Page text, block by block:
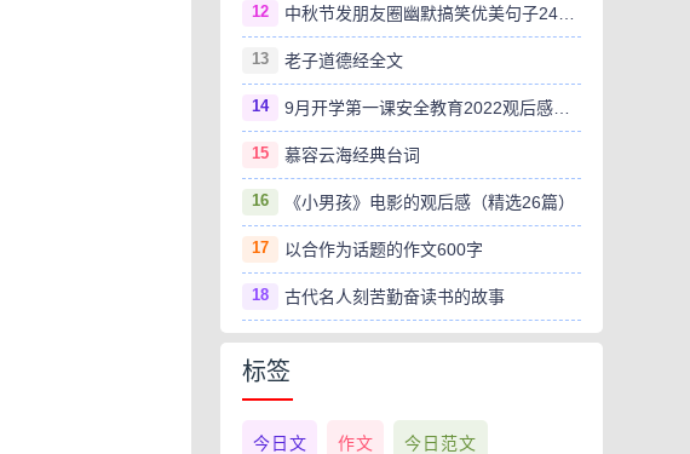
12 中秋节发朋友圈幽默搞笑优美句子240句
13 老子道德经全文
14 9月开学第一课安全教育2022观后感范文（精选8篇）
15 慕容云海经典台词
16 《小男孩》电影的观后感（精选26篇）
17 以合作为话题的作文600字
18 古代名人刻苦勤奋读书的故事
标签
今日文 作文 今日范文